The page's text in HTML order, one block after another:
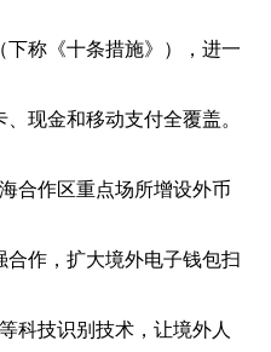
称《十条措施》），进一
现金和移动支付全覆盖。
合作区重点场所增设外币
作，扩大境外电子钱包扫
科技识别技术，让境外人